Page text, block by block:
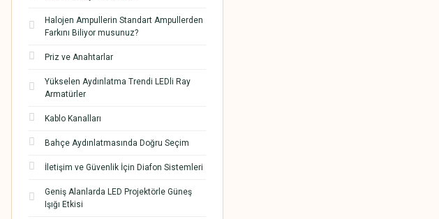
Halojen Ampullerin Standart Ampullerden
Farkını Biliyor musunuz?
Priz ve Anahtarlar
Yükselen Aydınlatma Trendi LEDli Ray
Armatürler
Kablo Kanalları
Bahçe Aydınlatmasında Doğru Seçim
İletişim ve Güvenlik İçin Diafon Sistemleri
Geniş Alanlarda LED Projektörle Güneş
Işığı Etkisi